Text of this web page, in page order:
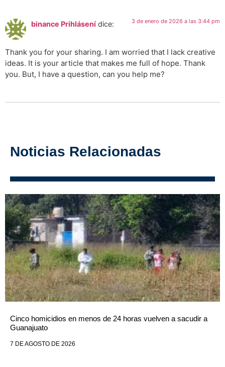
binance Prihlásení dice: 3 de enero de 2026 a las 3:44 pm
Thank you for your sharing. I am worried that I lack creative
ideas. It is your article that makes me full of hope. Thank
you. But, I have a question, can you help me?
Noticias Relacionadas
Cinco homicidios en menos de 24 horas vuelven a sacudir a
Guanajuato
7 DE AGOSTO DE 2026